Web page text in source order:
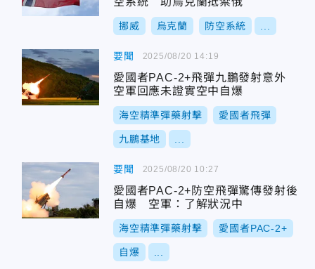
挪威 烏克蘭 防空系統
要聞
愛國者PAC-2+飛彈九鵬發射意外
空軍回應未證實空中自爆
海空精準彈藥射擊 愛國者飛彈
九鵬基地
2025/08/20 14:19
要聞
愛國者PAC-2+防空飛彈驚傳發射後
自爆 空軍：了解狀況中
海空精準彈藥射擊 愛國者PAC-2+
自爆
2025/08/20 10:27